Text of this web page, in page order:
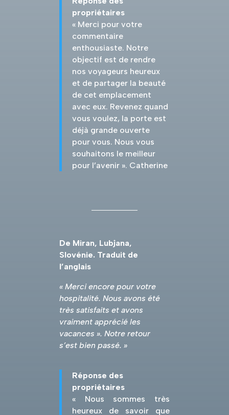
propriétaires
« Merci pour votre
commentaire
enthousiaste. Notre
objectif est de rendre
nos voyageurs heureux
et de partager la beauté
de cet emplacement
avec eux. Revenez quand
vous voulez, la porte est
déjà grande ouverte
pour vous. Nous vous
souhaitons le meilleur
pour l’avenir ». Catherine
De Miran, Lubjana,
Slovénie. Traduit de
l’anglais
« Merci encore pour votre
hospitalité. Nous avons été
très satisfaits et avons
vraiment apprécié les
vacances ». Notre retour
s’est bien passé. »
Réponse des
propriétaires
« Nous sommes très
heureux de savoir que